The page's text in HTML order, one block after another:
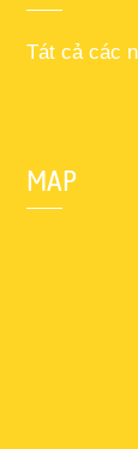
Tát cả các
MAP